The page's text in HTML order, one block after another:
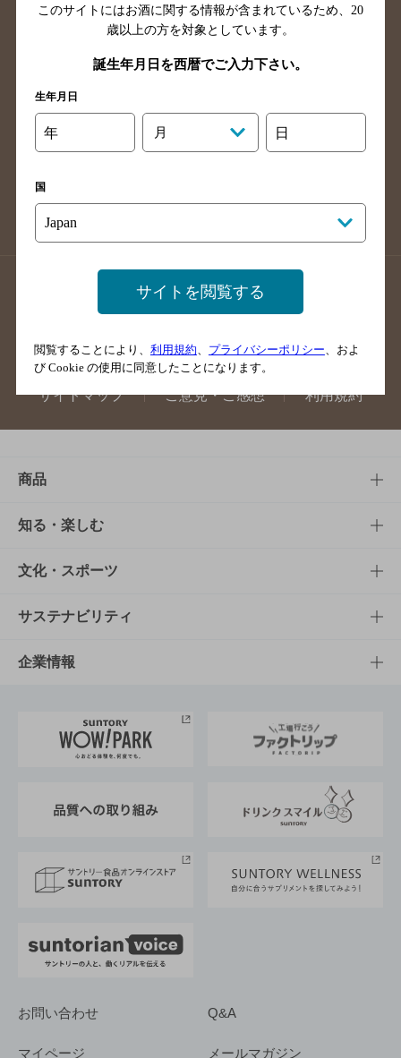
山口県のバー検索
鳥取県のバー検索
島根県のバー検索
徳島県のバー検索
高知県のバー検索
福岡県のバー検索
長崎県のバー検索
佐賀県のバー検索
店舗登録方法のご案内
店舗情報更新方法のご案内
掲載店舗様ログイン
サイトマップ ご意見・ご感想 利用規約
商品
商品TOP
商品一覧
商品発売情報
栄養成分一覧
知る・楽しむ
知る・楽しむTOP
キャンペーン
工場見学
地域情報
文化・スポーツ
文化・スポーツTOP
サントリーホール
サントリーサンバーズ大阪
サステナビリティ
サステナビリティTOP
サントリーが考えるサステナビリティ経営
企業情報
企業概要
採用情報
お問い合わせ Q&A
マイページ メールマガジン
このサイトにはお酒に関する情報が含まれているため、 20
歳以上の方を対象としています。
誕生年月日を西暦でご入力下さい。
生年月日
年 月 日
国
サイトを閲覧する
閲覧することにより、 利用規約 プライバシーポリシー 、およ
び Cookie の使用に同意したことになります。